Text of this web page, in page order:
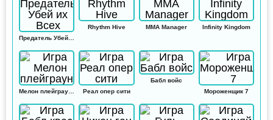
Rhythm Hive MMA Manager Infinity Kingdom
Реал опер сити
Бабл войс
Мороженщик 7